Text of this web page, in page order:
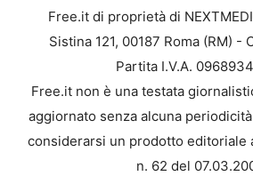
Free.it di proprietà di
Sistina 121, 00187 Roma (RM) -
Partita I.V.A.
Free.it non è una testata
aggiornato senza alcuna
considerarsi un prodotto editoriale
n. 62 del